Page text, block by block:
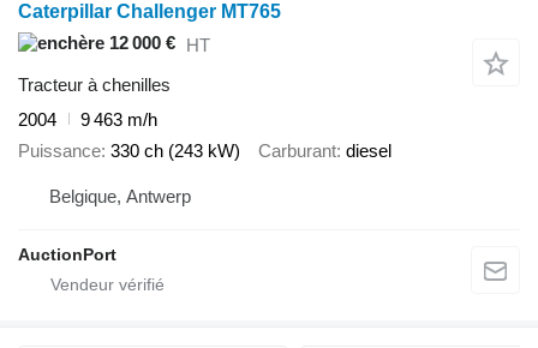
Caterpillar Challenger MT765
12 000 € HT
Tracteur à chenilles
2004
9 463 m/h
Puissance 330 ch (243 kW) Carburant diesel
Belgique, Antwerp
AuctionPort